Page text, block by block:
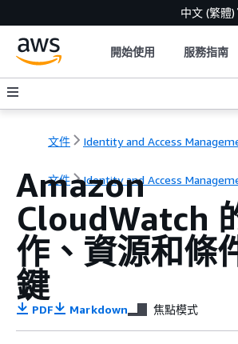
中文 (繁體)
開始使用 服務指南
文件 Identity and Access
文件 Identity and Access
Amazon
CloudWatch
作、資源和條
鍵
PDF Markdown 焦點模式